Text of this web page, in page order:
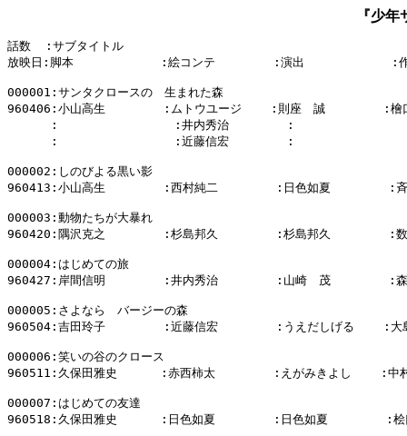
『少
話数  :サブタイトル
放映日:脚本            :絵コンテ        :演出            :作
000001:サンタクロースの　生まれた森
960406:小山高生        :ムトウユージ    :則座　誠        :檜
:                :井内秀治        :
:                :近藤信宏        :
000002:しのびよる黒い影
960413:小山高生        :西村純二        :日色如夏        :斉
000003:動物たちが大暴れ
960420:隅沢克之        :杉島邦久        :杉島邦久        :数
000004:はじめての旅
960427:岸間信明        :井内秀治        :山崎　茂        :森
000005:さよなら　バージーの森
960504:吉田玲子        :近藤信宏        :うえだしげる    :大
000006:笑いの谷のクロース
960511:久保田雅史      :赤西柿太        :えがみきよし    :中村
000007:はじめての友達
960518:久保田雅史      :日色如夏        :日色如夏        :桧